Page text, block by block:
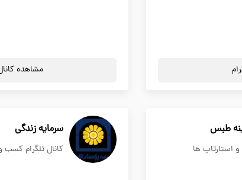
مشاهده
طبس
استارتاپ ها
سرمایه زندگی
کانال تلگرام کسب